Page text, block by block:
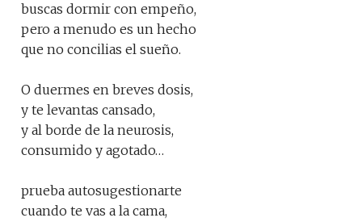
buscas dormir con empeño,
pero a menudo es un hecho
que no concilias el sueño.
O duermes en breves dosis,
y te levantas cansado,
y al borde de la neurosis,
consumido y agotado…
prueba autosugestionarte
cuando te vas a la cama,